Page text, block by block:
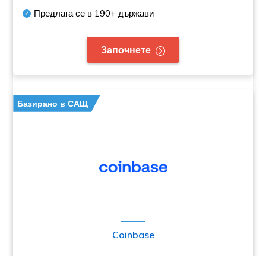
Предлага се в 190+ държави
Започнете
Базирано в САЩ
Coinbase